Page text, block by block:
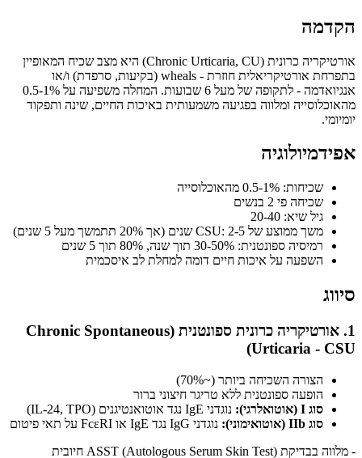
הקדמה
אורטיקריה כרונית (Chronic Urticaria, CU) היא מצב שכיח המאופיין
בתפרחת אורטיקריאלית חוזרת - wheals (בקיעות, סרפדת) ו/או
אנגיואדמה - לתקופה של מעל 6 שבועות. המחלה משפיעה על 0.5-1%
מהאוכלוסייה ומלווה בפגיעה משמעותית באיכות החיים, שינה ותפקוד
יומיומי.
אפידמיולוגיה
שכיחות: 0.5-1% מהאוכלוסייה
שכיחה פי 2 בנשים
גיל שיא: 20-40
משך ממוצע של CSU: 2-5 שנים (אך 20% תתמשך מעל 5 שנים)
רמיסיה ספונטנית: 30-50% תוך שנה, 80% תוך 5 שנים
השפעה על איכות חיים דומה למחלת לב איסכמית
סיווג
1. אורטיקריה כרונית ספונטנית (Chronic Spontaneous
Urticaria - CSU)
הצורה השכיחה ביותר (~70%)
הופעה ספונטנית ללא טריגר חיצוני ברור
סוג I (אוטואלרגי):
נוגדני IgE נגד אוטואנטיגנים (IL-24, TPO)
סוג IIb (אוטואימוני):
נוגדני IgG נגד IgE או FcεRI על תאי פיטום
- מלווה בבדיקת ASST (Autologous Serum Skin Test) חיובית